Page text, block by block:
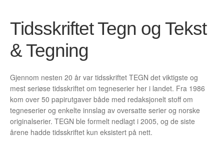
Handlekurv
Lenker
Min konto
Nyheter
Nyhetsarkiv
Tidsskriftet Tegn og Tekst
& Tegning
Gjennom nesten 20 år var tidsskriftet TEGN det viktigste og
mest seriøse tidsskriftet om tegneserier her i landet. Fra 1986
kom over 50 papirutgaver både med redaksjonelt stoff om
tegneserier og enkelte innslag av oversatte serier og norske
originalserier. TEGN ble formelt nedlagt i 2005, og de siste
årene hadde tidsskriftet kun eksistert på nett.